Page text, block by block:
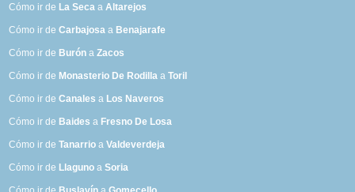
Cómo ir de La Seca aAltarejos
Cómo ir deCarbajosa a Benajarafe
Cómo ir de Burón aZacos
Cómo ir de Monasterio De Rodilla aToril
Cómo ir deCanales a Los Naveros
Cómo ir de Baides a Fresno De Losa
Cómo ir deTanarrio aValdeverdeja
Cómo ir de Llaguno aSoria